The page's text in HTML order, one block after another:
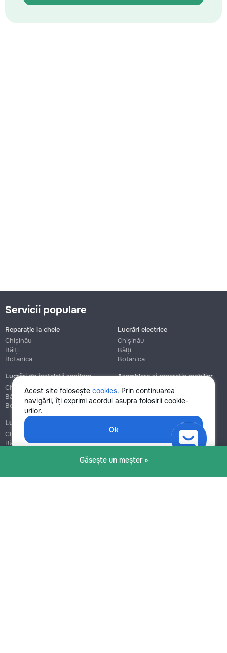
Găsește un meșter »
Acest site folosește cookies. Prin continuarea
navigării, îți exprimi acordul asupra folosirii cookie-
urilor.
Ok
Servicii populare
Reparație la cheie
Chișinău
Bălți
Botanica
Lucrări electrice
Chișinău
Bălți
Botanica
Lucrări de instalații sanitare
Chișinău
Bălți
Botanica
Asamblare și reparație mobilier
Chișinău
Botanica
Lucrări de construcție și instalare
Chișinău
Bălți